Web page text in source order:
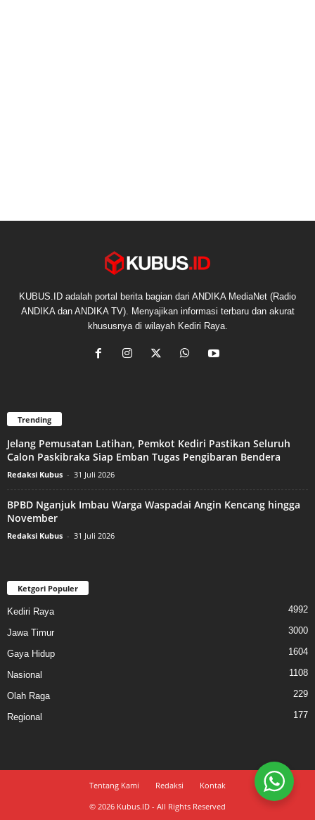
KUBUS.ID adalah portal berita bagian dari ANDIKA MediaNet (Radio
ANDIKA dan ANDIKA TV). Menyajikan informasi terbaru dan akurat
khususnya di wilayah Kediri Raya.
Trending
Jelang Pemusatan Latihan, Pemkot Kediri Pastikan Seluruh
Calon Paskibraka Siap Emban Tugas Pengibaran Bendera
Redaksi Kubus - 31 Juli 2026
BPBD Nganjuk Imbau Warga Waspadai Angin Kencang hingga
November
Redaksi Kubus - 31 Juli 2026
Ketgori Populer
Kediri Raya 4992
Jawa Timur 3000
Gaya Hidup 1604
Nasional 1108
Olah Raga 229
Regional 177
Tentang Kami Redaksi
Kontak
© 2026 Kubus.ID - All Rights Reserved